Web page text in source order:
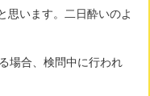
思います。二日酔いのよ
場合、検問中に行われ